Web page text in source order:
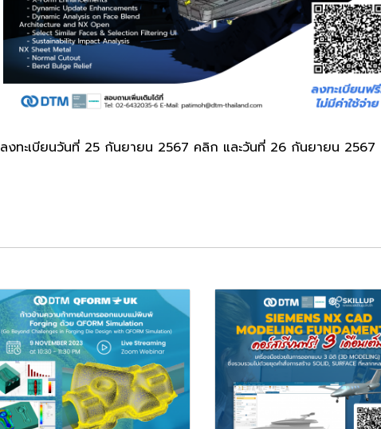
ลงทะเบียนวันที่ 25 กันยายน 2567 คลิก และวันที่ 26 กันยายน 2567